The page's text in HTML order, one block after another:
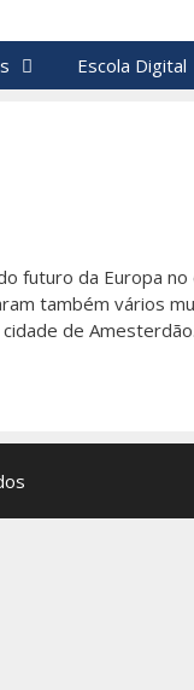
Escola Digital
futuro da Europa
também vários
de